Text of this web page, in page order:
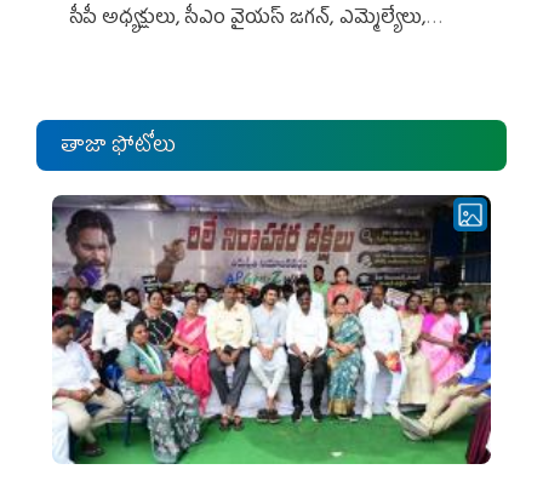
సీపీ అధ్య‌క్షులు, సీఎం వైయ‌స్ జ‌గ‌న్, ఎమ్మెల్యేలు,
తాజా ఫోటోలు